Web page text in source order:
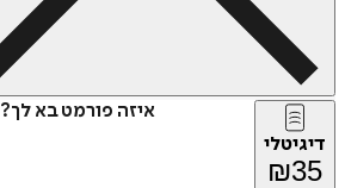
איזה פורמט בא לך?
דיגיטלי
₪35